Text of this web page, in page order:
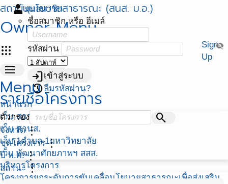
สถาบันนโยบายสาธารณะ (สนส. ม.อ.)
Owner Menu
apps
personมุมสมาชิก
ชื่อสมาชิก หรือ อีเมล์
รหัสผ่าน visibility_off
loginเข้าสู่ระบบ
restoreลืมรหัสผ่าน?
Sign
Up
menu
Menu
หน้าแรก
เว็บ สถาบันนโยบายสาธารณะ
เว็บ ศวนส.
เว็บ 1ตำบล 1มหาวิทยาลัย
เว็บ พัฒนาศักยภาพฯ สสส.
บริหารโครงการ
โครงการยกระดับการขับเคลื่อนโยบายสาธารณะเพื่อส่งเสริม
รายชื่อโครงการ
ตัวกรอง search
จังหวัดmore_vert
ชุดโครงการmore_vert
ปี พ.ศ.more_vert
สถานะ more_vert